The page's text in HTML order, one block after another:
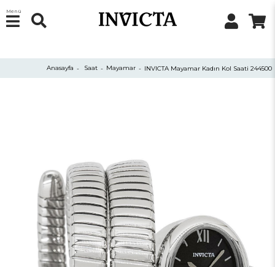
Menü
Anasayfa Saat Mayamar INVICTA Mayamar Kadın Kol Saati 244500